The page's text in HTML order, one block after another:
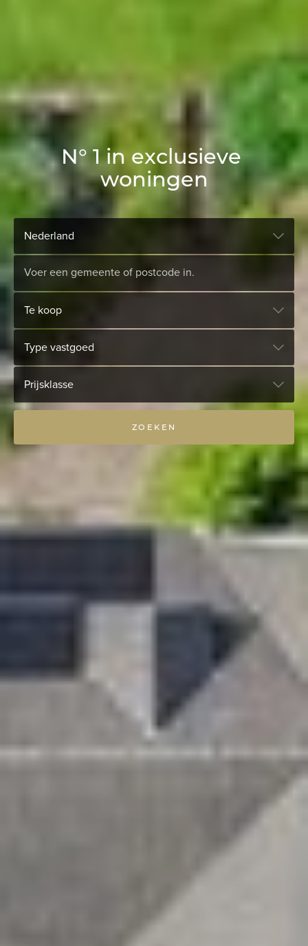
N° 1 in exclusieve
woningen
Nederland
Te koop
Type vastgoed
Prijsklasse
ZOEKEN